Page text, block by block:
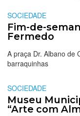
SOCIEDADE
Fim-de-
Fermedo
A praça Dr. Albano de
barraquinhas
SOCIEDADE
Museu
“Arte com